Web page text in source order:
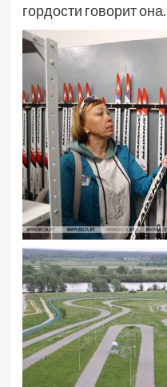
гордости говорит она.